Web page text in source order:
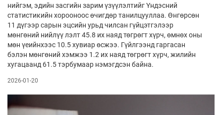
нийгэм, эдийн засгийн зарим үзүүлэлтийг Үндэсний
статистикийн хорооноос өчигдөр танил­цууллаа. Өнгөрсөн
11 дүгээр сарын эц­­сийн урьд­ чилсан гүйцэтгэлээр
мөнгөний нийлүү­ лэлт 45.8 их наяд төгрөгт хүрч, өмнөх оны
мөн үеийнхээс 10.5 хувиар өсжээ. Гүйлгээнд гаргасан
бэлэн мөнгөний хэмжээ 1.2 их наяд төгрөгт хүрч, жилийн
хуга­цаанд 61.5 тэрбумаар нэмэгдсэн байна.
2026-01-20